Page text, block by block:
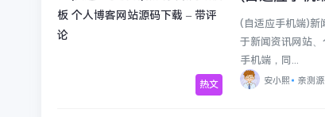
热文
(自适应手机端)新
于新闻资讯网站
手机端，同...
安小熙 亲测